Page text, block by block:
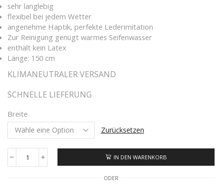
sehr langlebig
flexibel bei jedem Wetter
angenehme Haptik, perfekte Lederimitation
Zur Reinigung genügt warmes Seifenwasser
enthält kein Latex
Länge: 150 cm
KLIMANEUTRALER VERSAND
SCHNELLE LIEFERUNG
Breite
Zurücksetzen
IN DEN WARENKORB
ODER